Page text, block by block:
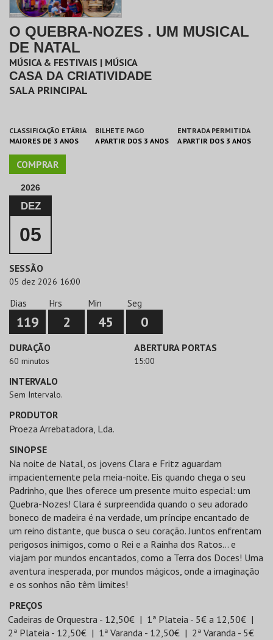
O QUEBRA-NOZES . UM MUSICAL
DE NATAL
MÚSICA & FESTIVAIS | MÚSICA
CASA DA CRIATIVIDADE
SALA PRINCIPAL
CLASSIFICAÇÃO ETÁRIA
MAIORES DE 3 ANOS
BILHETE PAGO
A PARTIR DOS 3 ANOS
ENTRADA PERMITIDA
A PARTIR DOS 3 ANOS
COMPRAR
2026
DEZ
05
SESSÃO
05 dez 2026 16:00
Dias
119
Hrs
2
Min
45
Seg
0
DURAÇÃO
60 minutos
ABERTURA PORTAS
15:00
INTERVALO
Sem Intervalo.
PRODUTOR
Proeza Arrebatadora, Lda.
SINOPSE
Na noite de Natal, os jovens Clara e Fritz aguardam
impacientemente pela meia-noite. Eis quando chega o seu
Padrinho, que lhes oferece um presente muito especial: um
Quebra-Nozes! Clara é surpreendida quando o seu adorado
boneco de madeira é na verdade, um príncipe encantado de
um reino distante, que busca o seu coração. Juntos enfrentam
perigosos inimigos, como o Rei e a Rainha dos Ratos… e
viajam por mundos encantados, como a Terra dos Doces! Uma
aventura inesperada, por mundos mágicos, onde a imaginação
e os sonhos não têm limites!
PREÇOS
Cadeiras de Orquestra - 12,50€
1ª Plateia - 5€ a 12,50€
2ª Plateia - 12,50€
1ª Varanda - 12,50€ 2ª Varanda - 5€